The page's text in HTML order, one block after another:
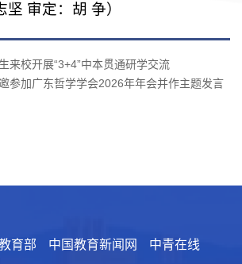
审定：胡 争）
来校开展“3+4”中本贯通研学交流
参加广东哲学学会2026年年会并作主题发言
育部 中国教育新闻网 中青在线